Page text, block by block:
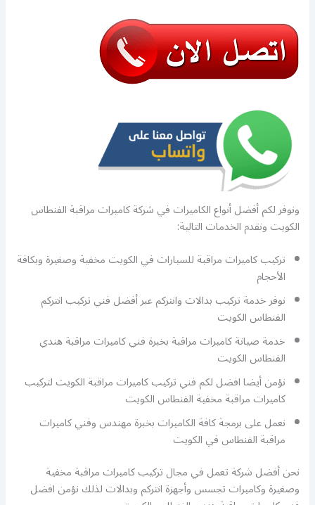
ونوفر لكم أفضل أنواع الكاميرات في شركة كاميرات مراقبة الفنطاس
الكويت ونقدم الخدمات التالية:
تركيب كاميرات مراقبة للسيارات في الكويت مخفية وصغيرة وبكافة
الأحجام
نوفر خدمة تركيب بدالات وانتركم عبر أفضل فني تركيب انتركم
الفنطاس الكويت
خدمة صيانة كاميرات مراقبة بخبرة فني كاميرات مراقبة هندي
الفنطاس الكويت
نؤمن أيضا افضل لكم فني تركيب كاميرات مراقبة الكويت لتركيب
كاميرات مراقبة مخفية الفنطاس الكويت
نعمل على برمجة كافة الكاميرات بخبرة مهندس وفني كاميرات
مراقبة الفنطاس في الكويت
نحن أفضل شركة تعمل في مجال تركيب كاميرات مراقبة مخفية
وصغيرة وكاميرات تجسس وأجهزة انتركم وبدالات لذلك نؤمن افضل